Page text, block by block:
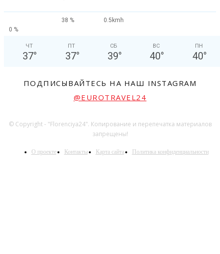
38 %
0.5kmh
0 %
ЧТ
37°
ПТ
37°
СБ
39°
ВС
40°
ПН
40°
ПОДПИСЫВАЙТЕСЬ НА НАШ INSTAGRAM
@EUROTRAVEL24
© Copyright - "Florenciya24". Копирование и перепечатка материалов
запрещены!
О проекте Контакты Карта сайта Политика конфиденциальности